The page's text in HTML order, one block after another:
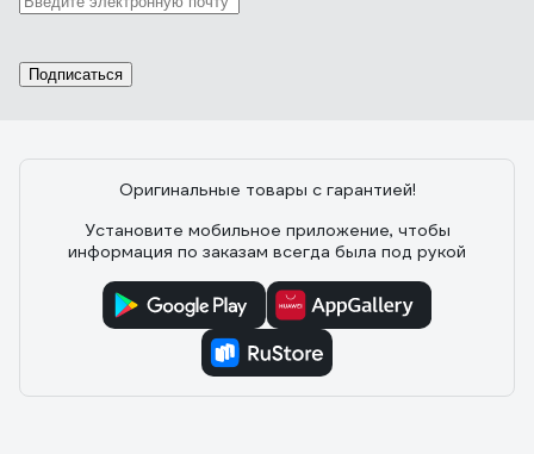
Подписаться
Оригинальные товары с гарантией!
Установите мобильное приложение, чтобы
информация по заказам всегда была под рукой